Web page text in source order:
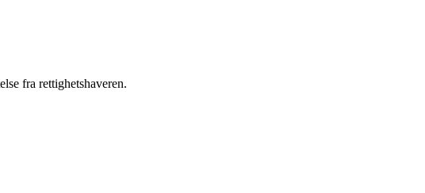
fra rettighetshaveren.